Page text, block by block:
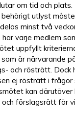
om tid och plats.
utlyst
minst två
varje medlem
uppfyllt
är närvarande
och rösträtt. Dock
ej rösträtt i frågor
kan därutöver
förslagsrätt för